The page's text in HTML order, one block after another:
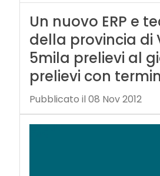
Un nuovo ERP e
della provincia di
5mila prelievi al
prelievi con
Pubblicato il 08 Nov 2012